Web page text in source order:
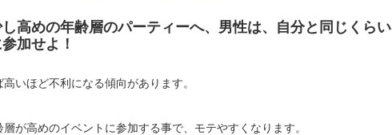
高めの年齢層のパーティーへ、男性は、自分と同じくらい
加せよ！
いほど不利になる傾向があります。
が高めのイベントに参加する事で、モテやすくなります。